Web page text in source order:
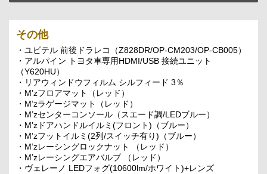
その他
・ユピテル 前後ドラレコ（Z828DR/OP-CM203/OP-CB005）
・アルパイン トヨタ車専用HDMI/USB 接続ユニット
（Y620HU）
・リアウィンドウフィルム シルフィード 3％
・M’zフロアマット（レッド）
・M’zラゲージマット（レッド）
・M’zセンターコンソール（スエード調/LEDブルー）
・M’zドアハンドルイルミ(フロント)（ブルー）
・M’zフットイルミ(2列/スイッチ有り)（ブルー）
・M’zレーシングロックナット （レッド）
・M’zレーシングエアバルブ （レッド）
・ヴェレーノ LEDフォグ(10600lm/ホワイト)+レンズ